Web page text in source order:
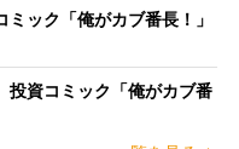
ック「俺がカブ番長！」
資コミック「俺がカブ番